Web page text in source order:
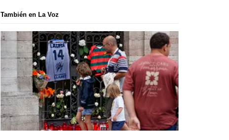
También en La Voz